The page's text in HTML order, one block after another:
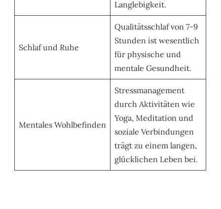
Langlebigkeit.
Schlaf und Ruhe
Qualitätsschlaf von 7-9
Stunden ist wesentlich
für physische und
mentale Gesundheit.
Mentales Wohlbefinden
Stressmanagement
durch Aktivitäten wie
Yoga, Meditation und
soziale Verbindungen
trägt zu einem langen,
glücklichen Leben bei.